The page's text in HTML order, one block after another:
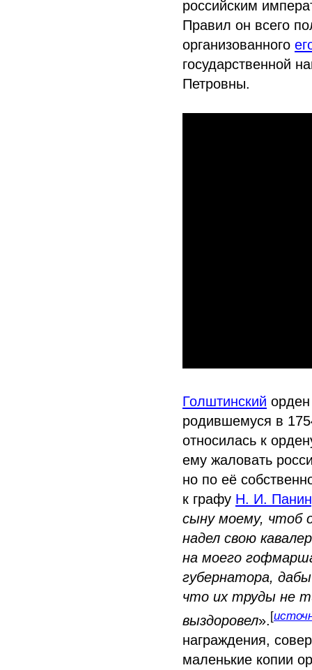
российским
Правил он всего
организованного
государственной
Петровны.
Голштинский
родившемуся в
относилась к
ему жаловать
но по её
к графу Н. И.
сыну моему, чтоб
надел свою
на моего
губернатора,
что их труды не
выздоровел».[
награждения,
маленькие копии